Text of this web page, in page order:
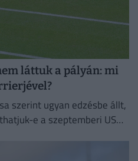
láttuk a pályán: mi
szerint ugyan edzésbe állt,
e a szeptemberi US